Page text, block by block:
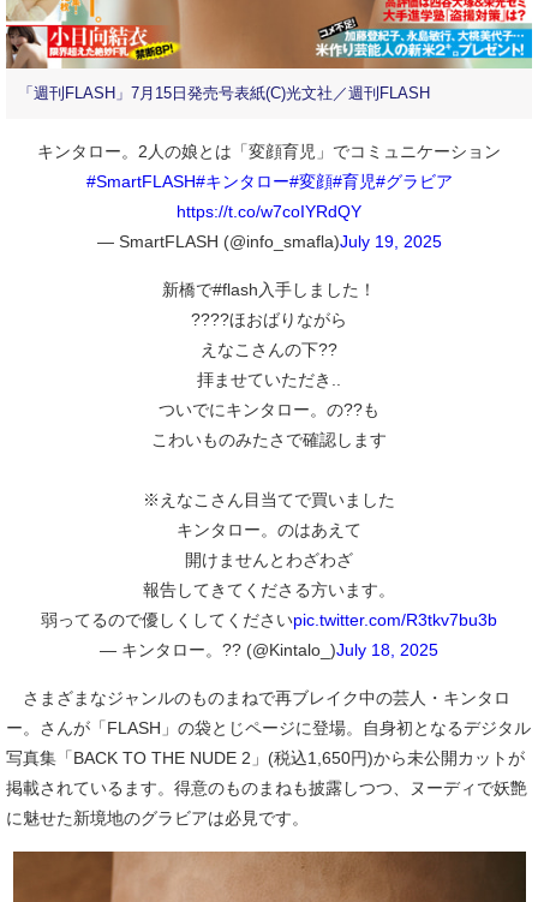
「週刊FLASH」7月15日発売号表紙(C)光文社／週刊FLASH
キンタロー。2人の娘とは「変顔育児」でコミュニケーション
#SmartFLASH#キンタロー#変顔#育児#グラビア
https://t.co/w7coIYRdQY
— SmartFLASH (@info_smafla)July 19, 2025
新橋で#flash入手しました！
????ほおばりながら
えなこさんの下??
拝ませていただき..
ついでにキンタロー。の??も
こわいものみたさで確認します
※えなこさん目当てで買いました
キンタロー。のはあえて
開けませんとわざわざ
報告してきてくださる方います。
弱ってるので優しくしてくださいpic.twitter.com/R3tkv7bu3b
— キンタロー。?? (@Kintalo_)July 18, 2025
さまざまなジャンルのものまねで再ブレイク中の芸人・キンタロ
ー。さんが「FLASH」の袋とじページに登場。自身初となるデジタル
写真集「BACK TO THE NUDE 2」(税込1,650円)から未公開カットが
掲載されているます。得意のものまねも披露しつつ、ヌーディで妖艶
に魅せた新境地のグラビアは必見です。